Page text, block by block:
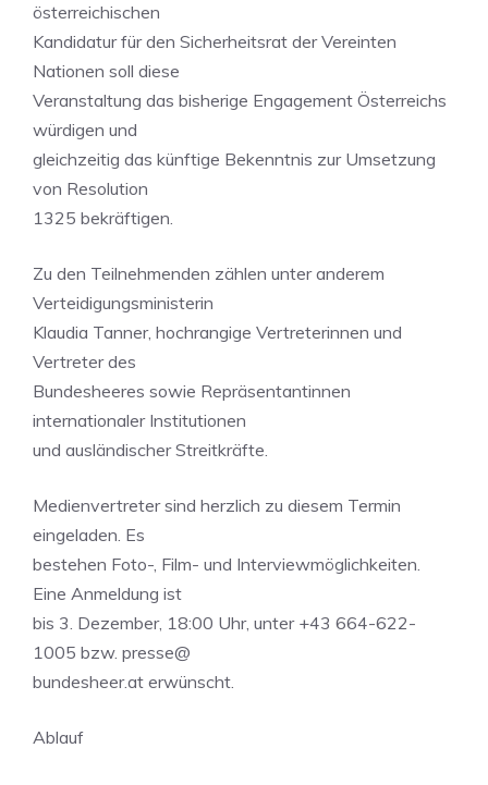
österreichischen
Kandidatur für den Sicherheitsrat der Vereinten
Nationen soll diese
Veranstaltung das bisherige Engagement Österreichs
würdigen und
gleichzeitig das künftige Bekenntnis zur Umsetzung
von Resolution
1325 bekräftigen.
Zu den Teilnehmenden zählen unter anderem
Verteidigungsministerin
Klaudia Tanner, hochrangige Vertreterinnen und
Vertreter des
Bundesheeres sowie Repräsentantinnen
internationaler Institutionen
und ausländischer Streitkräfte.
Medienvertreter sind herzlich zu diesem Termin
eingeladen. Es
bestehen Foto-, Film- und Interviewmöglichkeiten.
Eine Anmeldung ist
bis 3. Dezember, 18:00 Uhr, unter +43 664-622-
1005 bzw. presse@
bundesheer.at erwünscht.
Ablauf